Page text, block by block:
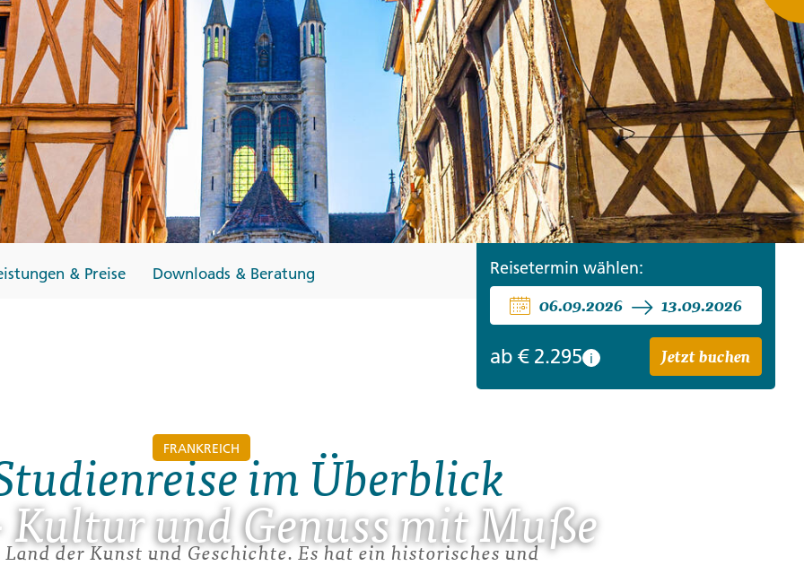
Finnland
Montenegro
Zypern
Beratung+49 (0) 431 5446-0 Reisefinder öffnen
→ Beratung+49 (0) 431 5446-0 Reisefinder öffnen
→ Beratung+49 (0) 431 5446-0 Reisefinder öffnen
FRANKREICH
und Genuss mit Muße
& Preise Downloads & Beratung Reisetermin wählen:
06.09.2026 13.09.2026
ab € 2.295 i Jetzt buchen
im Überblick
der Kunst und Geschichte. Es hat ein historisches und